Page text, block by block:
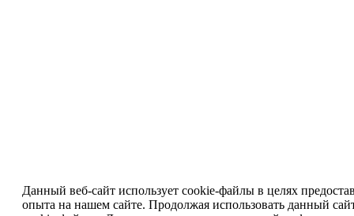
Данный веб-сайт использует cookie-файлы в целях
опыта на нашем сайте. Продолжая использовать данный